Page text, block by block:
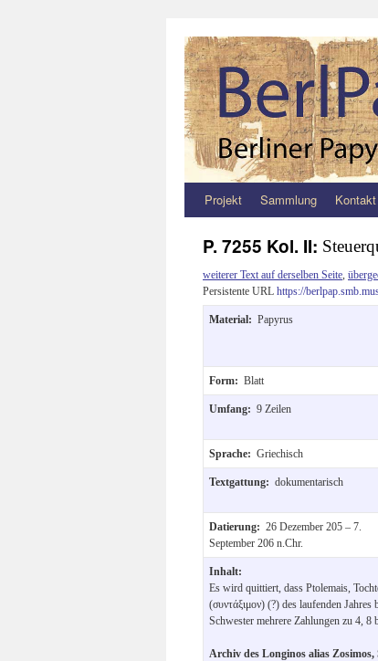
Zum
springen
Projekt Sammlung Kontakt
P. 7255 Kol. II:
weiterer Text auf derselben Seite
Persistente URL https://
Material: Papyrus
Form: Blatt
Umfang: 9 Zeilen
Sprache: Griechisch
Textgattung: dokumentarisch
Datierung: 26 Dezember 205 – 7.
September 206 n.Chr.
Inhalt:
Es wird quittiert, dass Ptolemais,
(συντάξιμον) (?) des laufenden
Schwester mehrere Zahlungen zu 4, 8
Archiv des Longinos alias Zosimos,